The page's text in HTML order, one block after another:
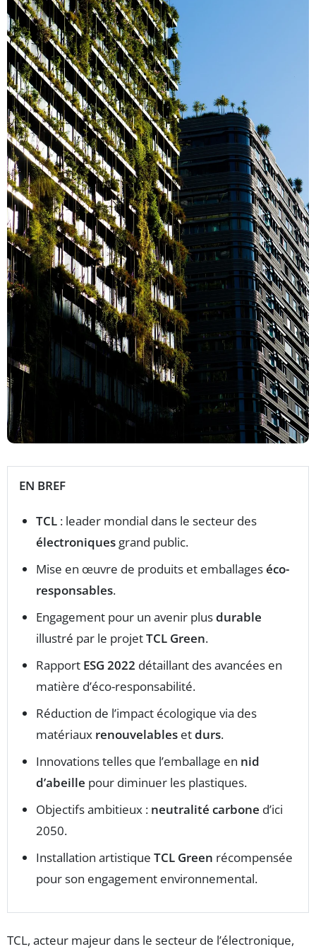
EN BREF
TCL : leader mondial dans le secteur des
électroniques grand public.
Mise en œuvre de produits et emballageséco-
responsables.
Engagement pour un avenir plusdurable
illustré par le projetTCL Green.
Rapport ESG 2022 détaillant des avancées en
matière d’éco-responsabilité.
Réduction de l’impact écologique via des
matériaux renouvelables etdurs.
Innovations telles que l’emballage en nid
d’abeille pour diminuer les plastiques.
Objectifs ambitieux : neutralité carbone d’ici
2050.
Installation artistique TCL Green récompensée
pour son engagement environnemental.
TCL, acteur majeur dans le secteur de l’électronique,